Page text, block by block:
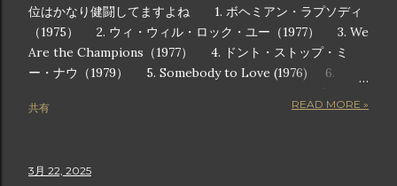
位はかなり健闘してますよね 1. ボヘミアン・ラプソディ
（1975） 2. ウィ・ウィル・ロック・ユー（1977） 3. We
Are the Champions（1977） 4. ドント・ストップ・ミ
ー・ナウ（1979） 5. Somebody to Love (1976) 6.
Another One Bites the Dust (1980) 7. ラジオ・ガガ
（1984） 8. アンダー・プレッシャー（1981） 9. キラー
り出ただけでなく、ポップカルチャーの枠組みに深く根付い
共有 READ MORE »
3月 22, 2025